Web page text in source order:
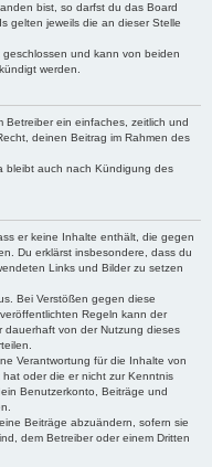
bist, so darfst du das Board
gelten jeweils die an dieser Stelle
und kann von beiden
werden.
Betreiber ein einfaches, zeitlich und
deinen Beitrag im Rahmen des
bleibt auch nach Kündigung des
er keine Inhalte enthält, die gegen
Du erklärst insbesondere, dass du
Links und Bilder zu setzen
Bei Verstößen gegen diese
Regeln kann der
dauerhaft von der Nutzung dieses
Verantwortung für die Inhalte von
oder die er nicht zur Kenntnis
Benutzerkonto, Beiträge und
Beiträge abzuändern, sofern sie
dem Betreiber oder einem Dritten